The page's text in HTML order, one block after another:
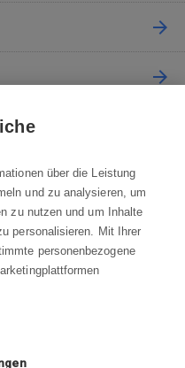
8:00—16:00 Uhr
über die Leistung
und zu analysieren, um
zu nutzen und um Inhalte
personalisieren. Mit Ihrer
personenbezogene